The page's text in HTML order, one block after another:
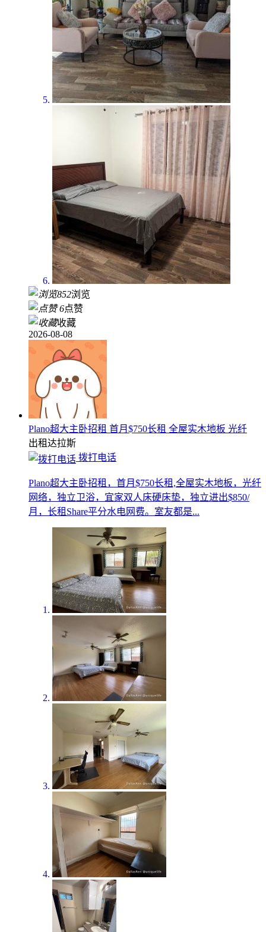
852浏览
6点赞
收藏
2026-08-08
Plano超大主卧招租 首月$750长租 全屋实木地板 光纤
出租达拉斯
拨打电话
Plano超大主卧招租，首月$750长租,全屋实木地板，光纤
网络，独立卫浴，宜家双人床硬床垫，独立进出$850/
月，长租Share平分水电网费。室友都是...